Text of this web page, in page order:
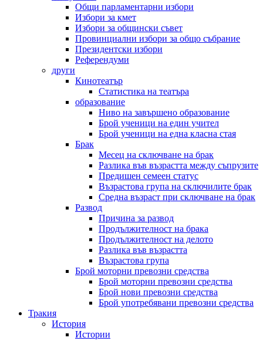
Общи парламентарни избори
Избори за кмет
Избори за общински съвет
Провинциални избори за общо събрание
Президентски избори
Референдуми
други
Кинотеатър
Статистика на театъра
образование
Ниво на завършено образование
Брой ученици на един учител
Брой ученици на една класна стая
Брак
Месец на сключване на брак
Разлика във възрастта между съпрузите
Предишен семеен статус
Възрастова група на сключилите брак
Средна възраст при сключване на брак
Развод
Причина за развод
Продължителност на брака
Продължителност на делото
Разлика във възрастта
Възрастова група
Брой моторни превозни средства
Брой моторни превозни средства
Брой нови превозни средства
Брой употребявани превозни средства
Тракия
История
Истории